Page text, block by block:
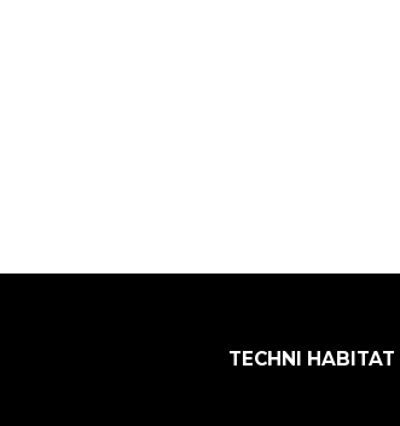
TECHNI HABITAT